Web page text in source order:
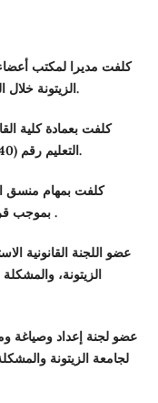
الزيتونةم.
التعليم رقم (م.
بموجبم .
الزيتونة،
لجامعة الزيتونة